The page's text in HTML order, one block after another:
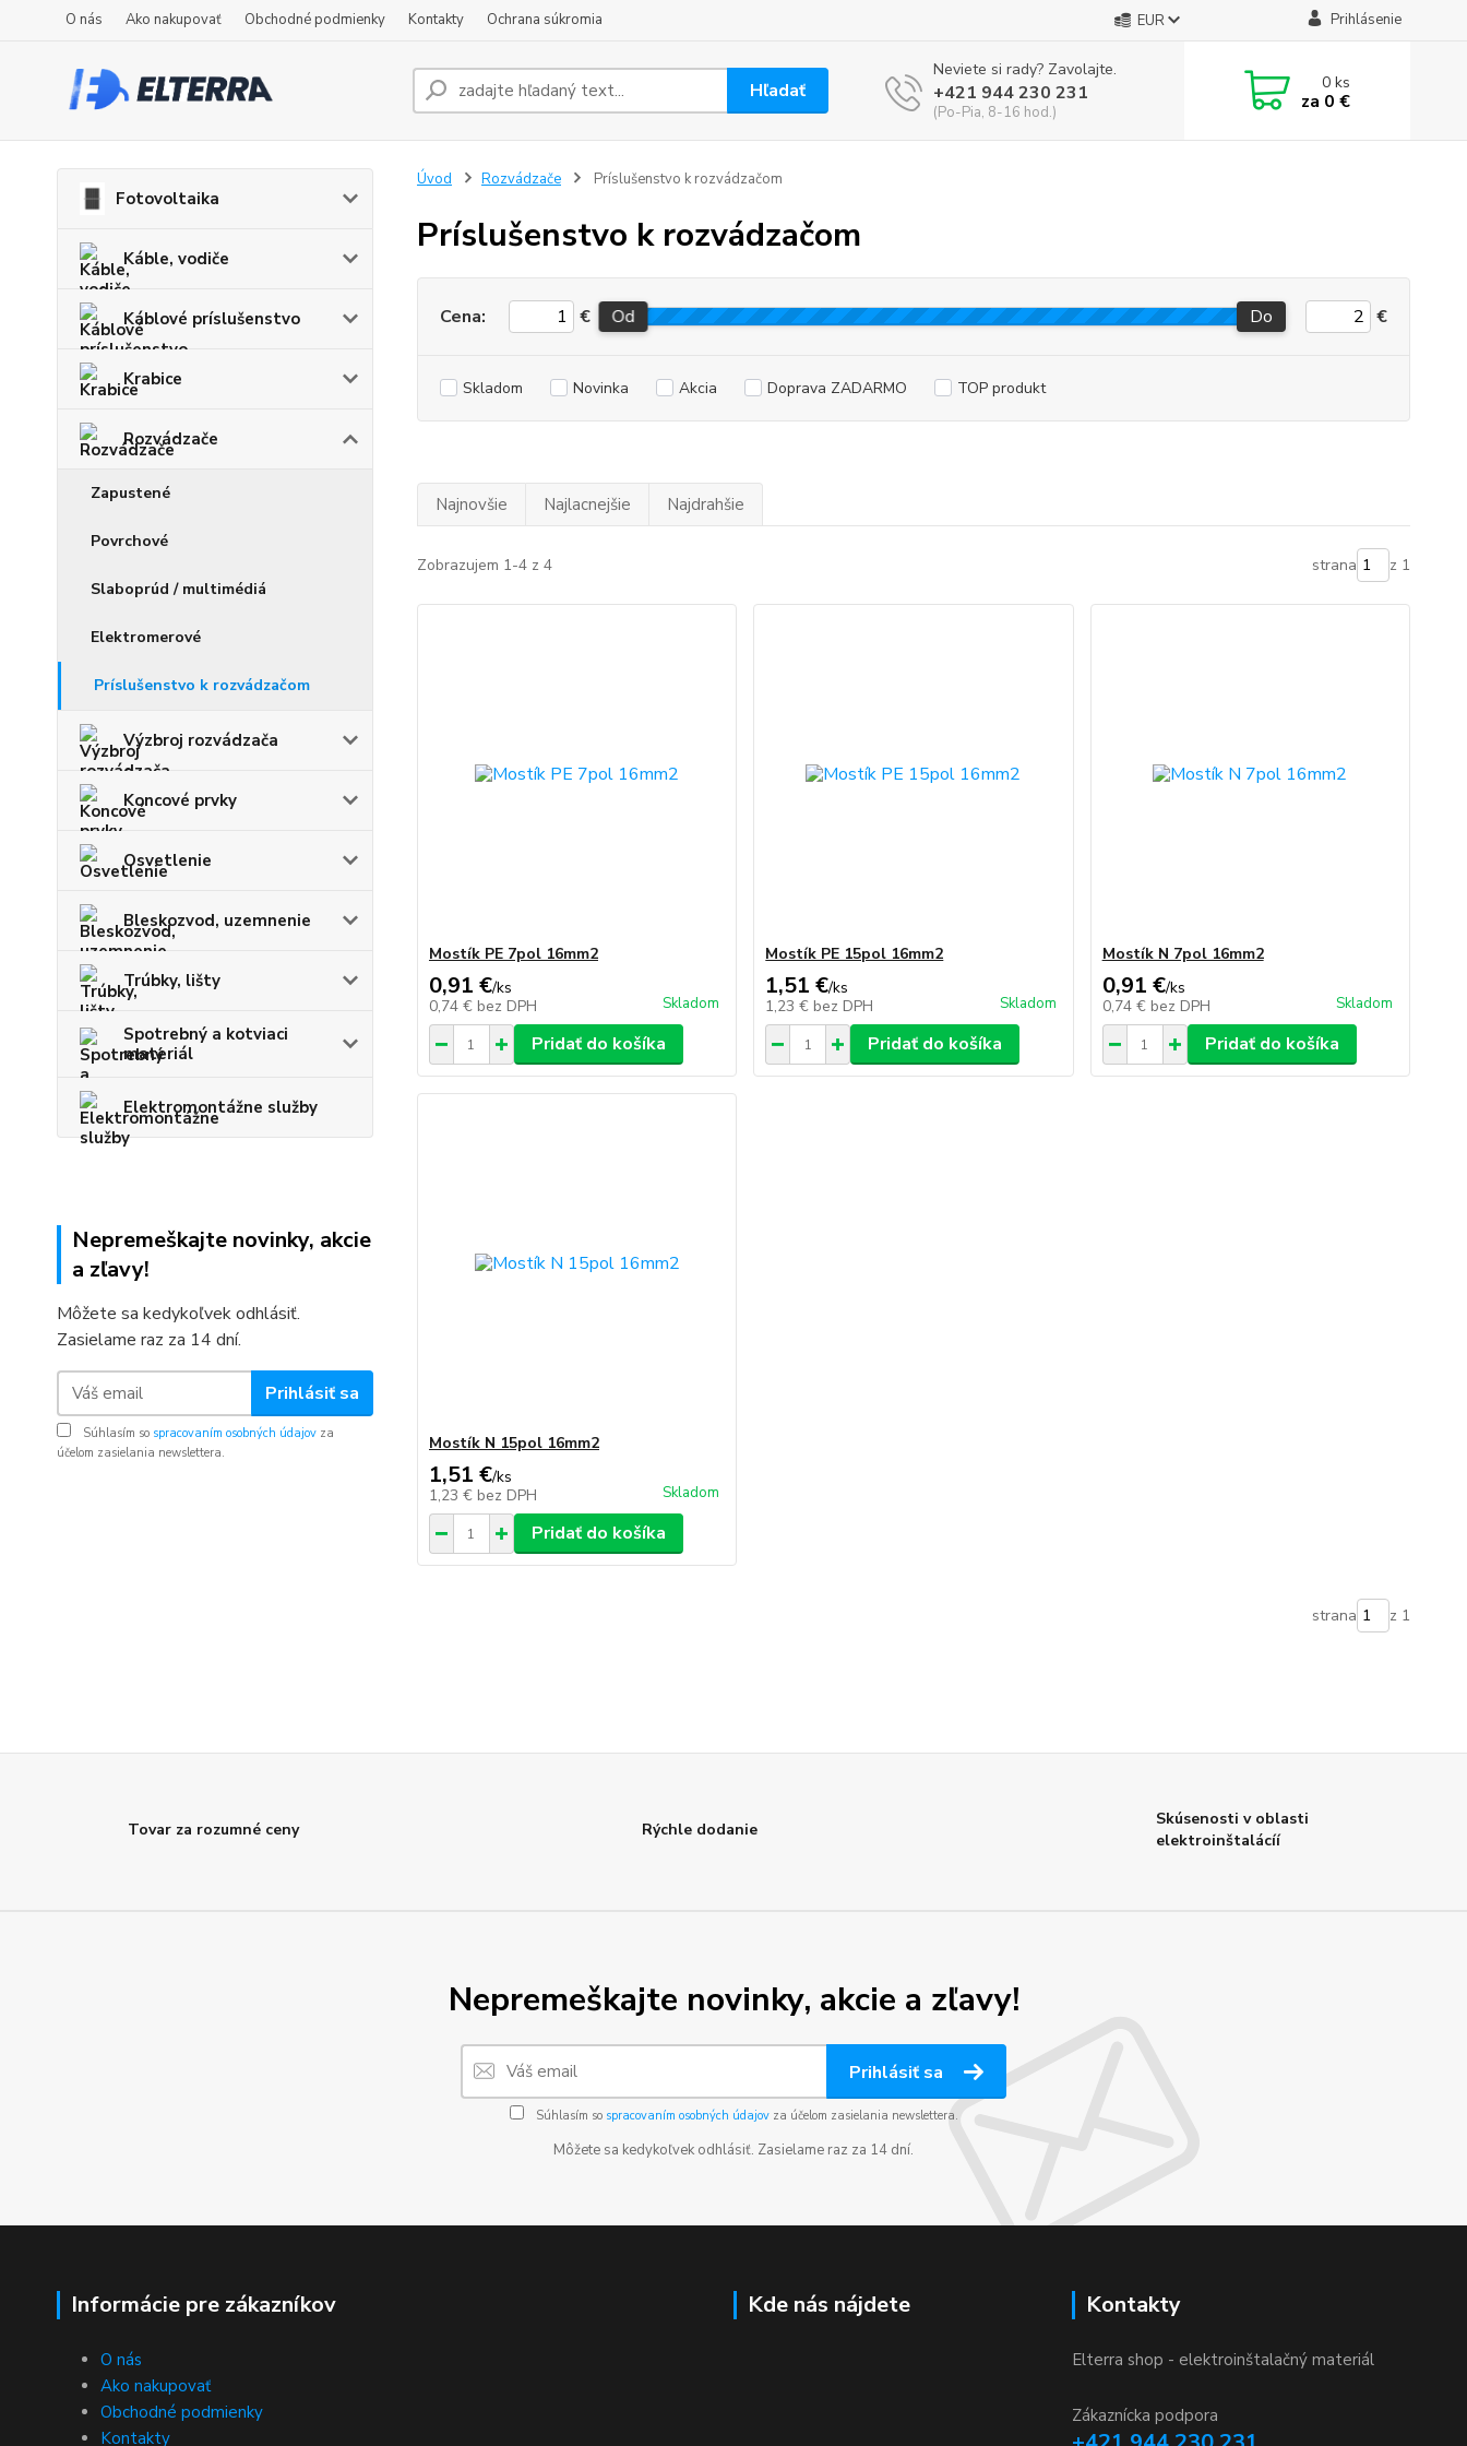
O nás Ako nakupovať Obchodné podmienky Kontakty Ochrana súkromia EUR Prihlásenie
Hľadať
Neviete si rady? Zavolajte.
+421 944 230 231
(Po-Pia, 8-16 hod.)
0ks
za 0 €
Fotovoltaika
Káble, vodiče
Káblové príslušenstvo
Krabice
Rozvádzače
Zapustené
Povrchové
Slaboprúd / multimédiá
Elektromerové
Príslušenstvo k rozvádzačom
Výzbroj rozvádzača
Koncové prvky
Osvetlenie
Bleskozvod, uzemnenie
Trúbky, lišty
Spotrebný a kotviaci
materiál
Elektromontážne služby
Nepremeškajte novinky, akcie
a zľavy!
Môžete sa kedykoľvek odhlásiť.
Zasielame raz za 14 dní.
Prihlásiť sa
Súhlasím so spracovaním osobných údajov za
účelom zasielania newslettera.
Úvod Rozvádzače Príslušenstvo k rozvádzačom
Príslušenstvo k rozvádzačom
Cena: € Od Do €
Skladom Novinka Akcia Doprava ZADARMO TOP produkt
Najnovšie Najlacnejšie Najdrahšie
Zobrazujem 1-4 z 4 strana z 1
Mostík PE 7pol 16mm2
0,91 €/ks
0,74 € bez DPH Skladom
Pridať do košíka
Mostík PE 15pol 16mm2
1,51 €/ks
1,23 € bez DPH Skladom
Pridať do košíka
Mostík N 7pol 16mm2
0,91 €/ks
0,74 € bez DPH Skladom
Pridať do košíka
Mostík N 15pol 16mm2
1,51 €/ks
1,23 € bez DPH Skladom
Pridať do košíka
strana z 1
Tovar za rozumné ceny Rýchle dodanie
Skúsenosti v oblasti
elektroinštalácíí
Nepremeškajte novinky, akcie a zľavy!
Prihlásiť sa
Súhlasím so spracovaním osobných údajovza účelom zasielania newslettera.
Môžete sa kedykoľvek odhlásiť. Zasielame raz za 14 dní.
Informácie pre zákazníkov
O nás
Ako nakupovať
Obchodné podmienky
Kontakty
Kde nás nájdete Kontakty
Elterra shop - elektroinštalačný materiál
Zákaznícka podpora